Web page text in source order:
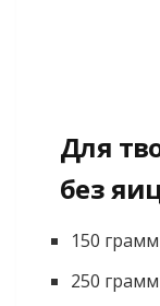
Для
без
150
250